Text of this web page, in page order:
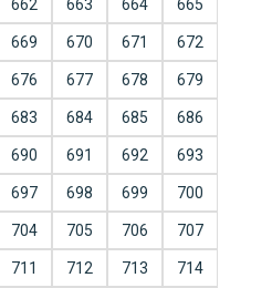
662 663 664 665
669 670 671 672
676 677 678 679
683 684 685 686
690 691 692 693
697 698 699 700
704 705 706 707
711 712 713 714